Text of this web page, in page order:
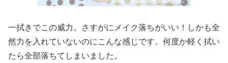
一拭きでこの威力。さすがにメイク落ちがいい！しかも全
然力を入れていないのにこんな感じです。何度か軽く拭い
たら全部落ちてしまいました。